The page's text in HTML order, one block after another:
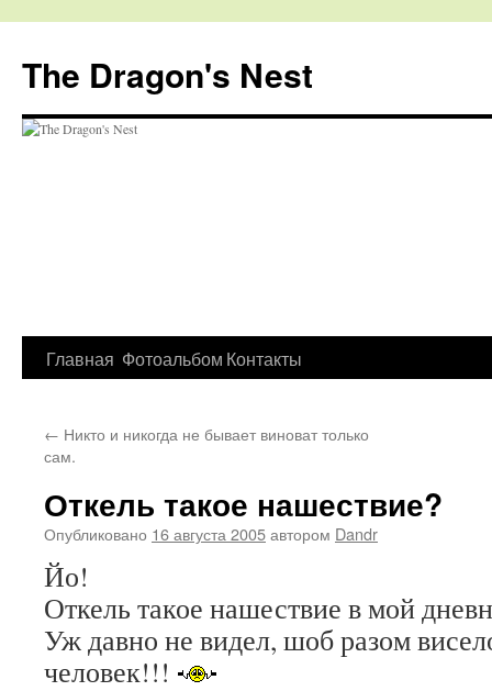
The Dragon's Nest
Перейти
содержимому
Главная Фотоальбом Контакты
← Никто и никогда не бывает виноват только
сам.
Откель такое нашествие?
Опубликовано 16 августа 2005автором Dandr
Йо!
Откель такое нашествие в мой
Уж давно не видел, шоб разом
человек!!!